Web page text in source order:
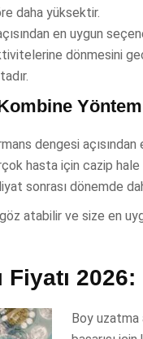
daha yüksektir.
en uygun
dönmesini
dengesi
hasta için cazip hale
sonrası dönemde
atabilir ve size en
Fiyatı
Boy uzatma